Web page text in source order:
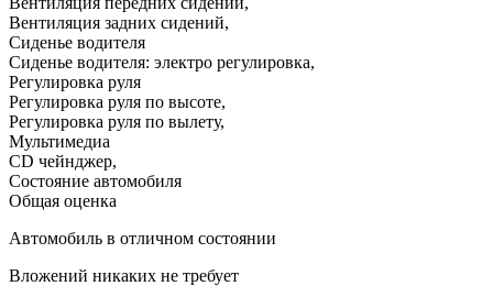
Вентиляция задних сидений,
Сиденье водителя
Сиденье водителя: электро регулировка,
Регулировка руля
Регулировка руля по высоте,
Регулировка руля по вылету,
Мультимедиа
CD чейнджер,
Состояние автомобиля
Общая оценка
Автомобиль в отличном состоянии
Вложений никаких не требует